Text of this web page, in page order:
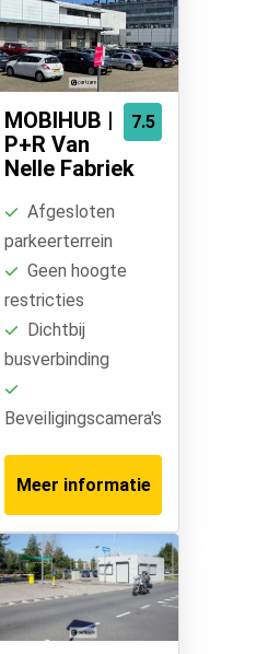
7.5
MOBIHUB |
P+R Van
Nelle Fabriek
Afgesloten
parkeerterrein
Geen hoogte
restricties
Dichtbij
busverbinding
Beveiligingscamera's
Meer informatie